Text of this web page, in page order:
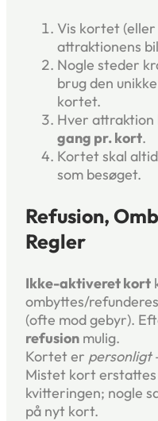
Vis kortet (eller
attraktionens
Nogle steder
brug den
kortet.
Hver attraktion
gang pr. kort.
Kortet skal
som besøget.
Refusion,
Regler
Ikke-aktiveret kort
ombyttes/
(ofte mod gebyr).
refusion mulig.
Kortet er personligt
Mistet kort erstattes
kvitteringen; nogle
på nyt kort.